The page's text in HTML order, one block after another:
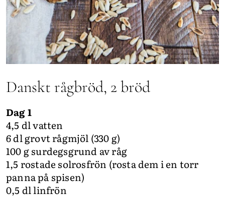
Danskt rågbröd, 2 bröd
Dag 1
4,5 dl vatten
6 dl grovt rågmjöl (330 g)
100 g surdegsgrund av råg
1,5 rostade solrosfrön (rosta dem i en torr
panna på spisen)
0,5 dl linfrön